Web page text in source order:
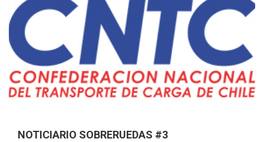
NOTICIARIO SOBRERUEDAS #3